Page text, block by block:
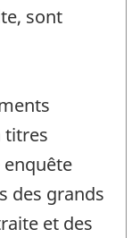
sont
titres
des grands
et des